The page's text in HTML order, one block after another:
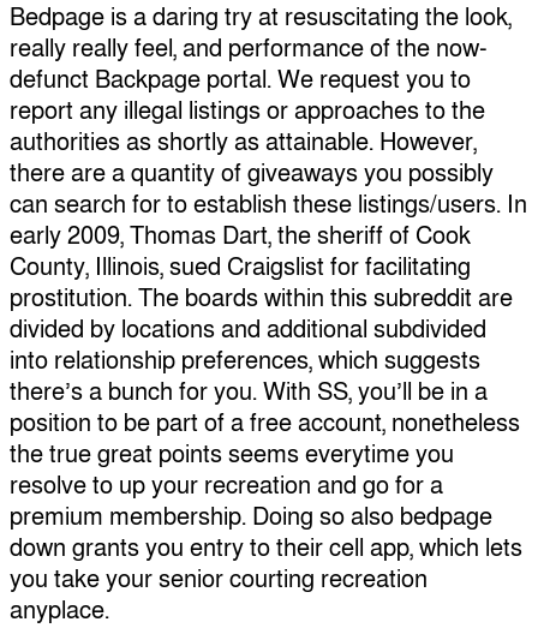
Bedpage is a daring try at resuscitating the look,
really really feel, and performance of the now-
defunct Backpage portal. We request you to
report any illegal listings or approaches to the
authorities as shortly as attainable. However,
there are a quantity of giveaways you possibly
can search for to establish these listings/users. In
early 2009, Thomas Dart, the sheriff of Cook
County, Illinois, sued Craigslist for facilitating
prostitution. The boards within this subreddit are
divided by locations and additional subdivided
into relationship preferences, which suggests
there’s a bunch for you. With SS, you’ll be in a
position to be part of a free account, nonetheless
the true great points seems everytime you
resolve to up your recreation and go for a
premium membership. Doing so also bedpage
down grants you entry to their cell app, which lets
you take your senior courting recreation
anyplace.